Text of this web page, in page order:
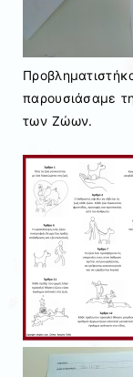
παρουσιάσαμε
των Ζώων.